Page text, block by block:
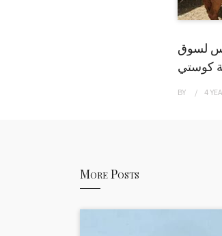
لسوق
كوستي
BY 4
More Posts